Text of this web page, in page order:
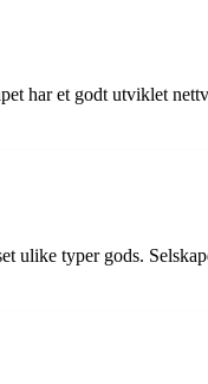
har et godt utviklet
ulike typer gods.